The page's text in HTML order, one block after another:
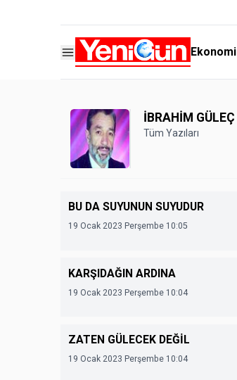
Ekonomi
İBRAHİM GÜLEÇ
Tüm Yazıları
BU DA SUYUNUN SUYUDUR
19 Ocak 2023 Perşembe 10:05
KARŞIDAĞIN ARDINA
19 Ocak 2023 Perşembe 10:04
ZATEN GÜLECEK DEĞİL
19 Ocak 2023 Perşembe 10:04